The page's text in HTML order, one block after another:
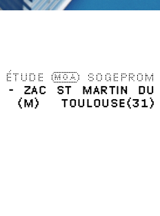
ÉTUDE MOA
SOGEPROM
- ZAC ST MARTIN DU
(M)
TOULOUSE(31)